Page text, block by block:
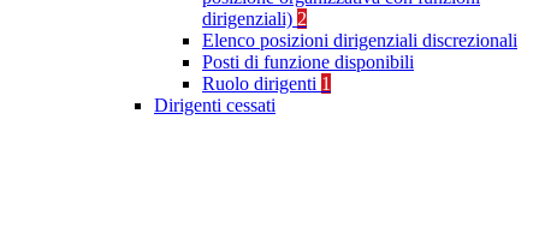
dirigenziali) 2
Elenco posizioni dirigenziali discrezionali
Posti di funzione disponibili
Ruolo dirigenti 1
Dirigenti cessati